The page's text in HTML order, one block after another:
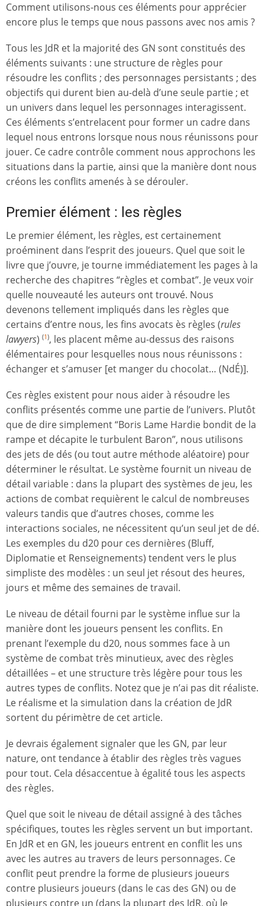
Comment utilisons-nous ces éléments pour apprécier
encore plus le temps que nous passons avec nos amis ?
Tous les JdR et la majorité des GN sont constitués des
éléments suivants : une structure de règles pour
résoudre les conflits ; des personnages persistants ; des
objectifs qui durent bien au-delà d’une seule partie ; et
un univers dans lequel les personnages interagissent.
Ces éléments s’entrelacent pour former un cadre dans
lequel nous entrons lorsque nous nous réunissons pour
jouer. Ce cadre contrôle comment nous approchons les
situations dans la partie, ainsi que la manière dont nous
créons les conflits amenés à se dérouler.
Premier élément : les règles
Le premier élément, les règles, est certainement
proéminent dans l’esprit des joueurs. Quel que soit le
livre que j’ouvre, je tourne immédiatement les pages à la
recherche des chapitres “règles et combat”. Je veux voir
quelle nouveauté les auteurs ont trouvé. Nous
devenons tellement impliqués dans les règles que
certains d’entre nous, les fins avocats ès règles (rules
lawyers) (1), les placent même au-dessus des raisons
élémentaires pour lesquelles nous nous réunissons :
échanger et s’amuser [et manger du chocolat… (NdÉ)].
Ces règles existent pour nous aider à résoudre les
conflits présentés comme une partie de l’univers. Plutôt
que de dire simplement “Boris Lame Hardie bondit de la
rampe et décapite le turbulent Baron”, nous utilisons
des jets de dés (ou tout autre méthode aléatoire) pour
déterminer le résultat. Le système fournit un niveau de
détail variable : dans la plupart des systèmes de jeu, les
actions de combat requièrent le calcul de nombreuses
valeurs tandis que d’autres choses, comme les
interactions sociales, ne nécessitent qu’un seul jet de dé.
Les exemples du d20 pour ces dernières (Bluff,
Diplomatie et Renseignements) tendent vers le plus
simpliste des modèles : un seul jet résout des heures,
jours et même des semaines de travail.
Le niveau de détail fourni par le système influe sur la
manière dont les joueurs pensent les conflits. En
prenant l’exemple du d20, nous sommes face à un
système de combat très minutieux, avec des règles
détaillées – et une structure très légère pour tous les
autres types de conflits. Notez que je n’ai pas dit réaliste.
Le réalisme et la simulation dans la création de JdR
sortent du périmètre de cet article.
Je devrais également signaler que les GN, par leur
nature, ont tendance à établir des règles très vagues
pour tout. Cela désaccentue à égalité tous les aspects
des règles.
Quel que soit le niveau de détail assigné à des tâches
spécifiques, toutes les règles servent un but important.
En JdR et en GN, les joueurs entrent en conflit les uns
avec les autres au travers de leurs personnages. Ce
conflit peut prendre la forme de plusieurs joueurs
contre plusieurs joueurs (dans le cas des GN) ou de
plusieurs contre un (dans la plupart des JdR, où le